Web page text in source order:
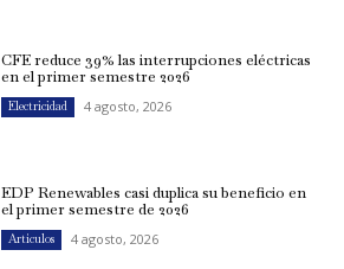
CFE reduce 39% las interrupciones eléctricas
en el primer semestre 2026
Electricidad 4 agosto, 2026
EDP Renewables casi duplica su beneficio en
el primer semestre de 2026
Artículos 4 agosto, 2026